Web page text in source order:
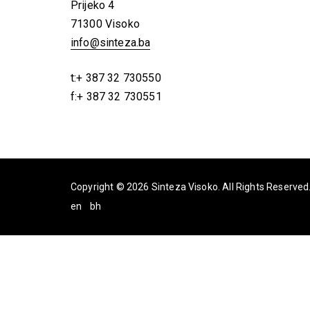
Prijeko 4
71300 Visoko
info@sinteza.ba
t:+ 387 32 730550
f:+ 387 32 730551
Copyright © 2026 Sinteza Visoko. All Rights
en
bh